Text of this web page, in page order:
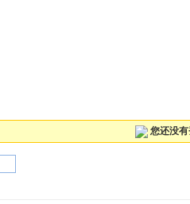
您还没有